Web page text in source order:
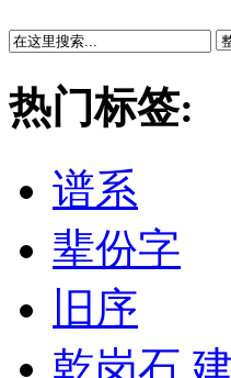
热门标签:
谱系
辈份字
旧序
乾岗石